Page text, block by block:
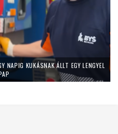
NAPIG KUKÁSNAK ÁLLT EGY LENGYEL